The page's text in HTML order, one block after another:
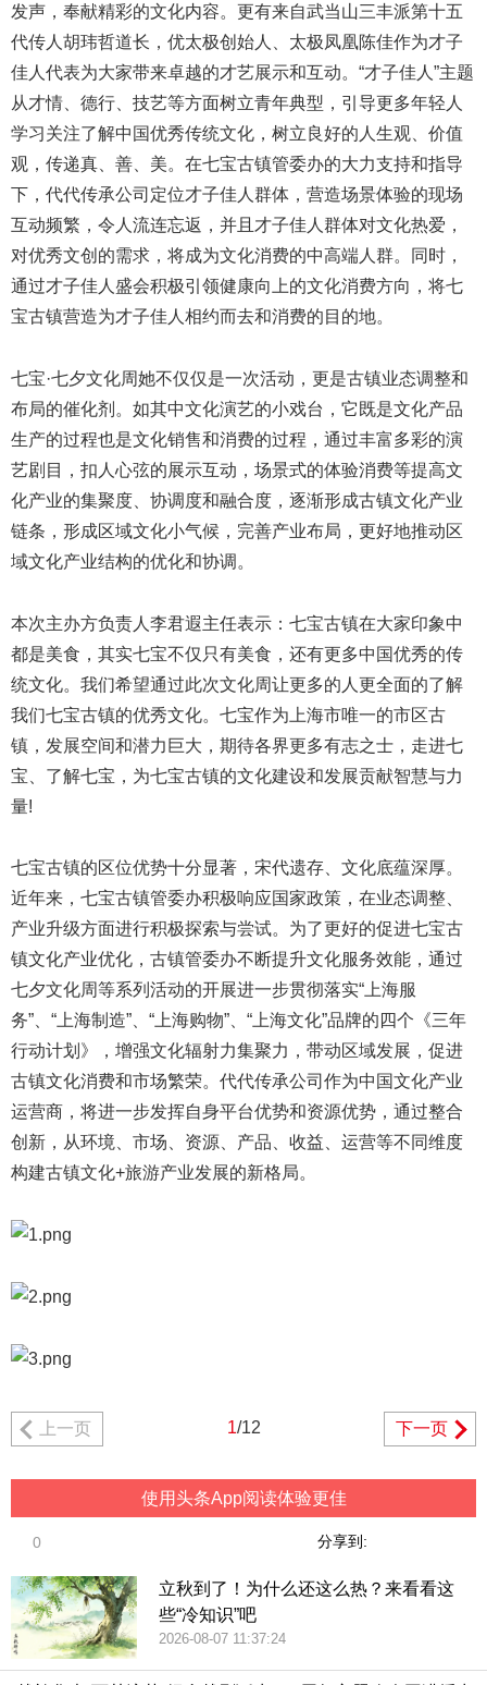
发声，奉献精彩的文化内容。更有来自武当山三丰派第十五
代传人胡玮哲道长，优太极创始人、太极凤凰陈佳作为才子
佳人代表为大家带来卓越的才艺展示和互动。“才子佳人”主题
从才情、德行、技艺等方面树立青年典型，引导更多年轻人
学习关注了解中国优秀传统文化，树立良好的人生观、价值
观，传递真、善、美。在七宝古镇管委办的大力支持和指导
下，代代传承公司定位才子佳人群体，营造场景体验的现场
互动频繁，令人流连忘返，并且才子佳人群体对文化热爱，
对优秀文创的需求，将成为文化消费的中高端人群。同时，
通过才子佳人盛会积极引领健康向上的文化消费方向，将七
宝古镇营造为才子佳人相约而去和消费的目的地。
七宝·七夕文化周她不仅仅是一次活动，更是古镇业态调整和
布局的催化剂。如其中文化演艺的小戏台，它既是文化产品
生产的过程也是文化销售和消费的过程，通过丰富多彩的演
艺剧目，扣人心弦的展示互动，场景式的体验消费等提高文
化产业的集聚度、协调度和融合度，逐渐形成古镇文化产业
链条，形成区域文化小气候，完善产业布局，更好地推动区
域文化产业结构的优化和协调。
本次主办方负责人李君遐主任表示：七宝古镇在大家印象中
都是美食，其实七宝不仅只有美食，还有更多中国优秀的传
统文化。我们希望通过此次文化周让更多的人更全面的了解
我们七宝古镇的优秀文化。七宝作为上海市唯一的市区古
镇，发展空间和潜力巨大，期待各界更多有志之士，走进七
宝、了解七宝，为七宝古镇的文化建设和发展贡献智慧与力
量!
七宝古镇的区位优势十分显著，宋代遗存、文化底蕴深厚。
近年来，七宝古镇管委办积极响应国家政策，在业态调整、
产业升级方面进行积极探索与尝试。为了更好的促进七宝古
镇文化产业优化，古镇管委办不断提升文化服务效能，通过
七夕文化周等系列活动的开展进一步贯彻落实“上海服
务”、“上海制造”、“上海购物”、“上海文化”品牌的四个《三年
行动计划》，增强文化辐射力集聚力，带动区域发展，促进
古镇文化消费和市场繁荣。代代传承公司作为中国文化产业
运营商，将进一步发挥自身平台优势和资源优势，通过整合
创新，从环境、市场、资源、产品、收益、运营等不同维度
构建古镇文化+旅游产业发展的新格局。
上一页 1/12 下一页
使用头条App阅读体验更佳
分享到:
0
立秋到了！为什么还这么热？来看看这
些“冷知识”吧
2026-08-07 11:37:24